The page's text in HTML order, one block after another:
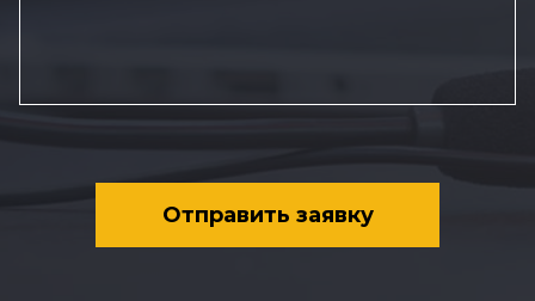
Отправить заявку